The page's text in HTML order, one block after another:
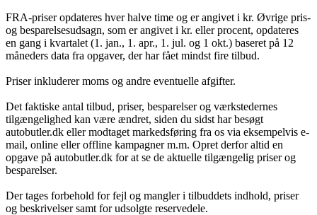
FRA-priser opdateres hver halve time og er angivet i kr. Øvrige pris-
og besparelsesudsagn, som er angivet i kr. eller procent, opdateres
en gang i kvartalet (1. jan., 1. apr., 1. jul. og 1 okt.) baseret på 12
måneders data fra opgaver, der har fået mindst fire tilbud.
Priser inkluderer moms og andre eventuelle afgifter.
Det faktiske antal tilbud, priser, besparelser og værkstedernes
tilgængelighed kan være ændret, siden du sidst har besøgt
autobutler.dk eller modtaget markedsføring fra os via eksempelvis e-
mail, online eller offline kampagner m.m. Opret derfor altid en
opgave på autobutler.dk for at se de aktuelle tilgængelig priser og
besparelser.
Der tages forbehold for fejl og mangler i tilbuddets indhold, priser
og beskrivelser samt for udsolgte reservedele.